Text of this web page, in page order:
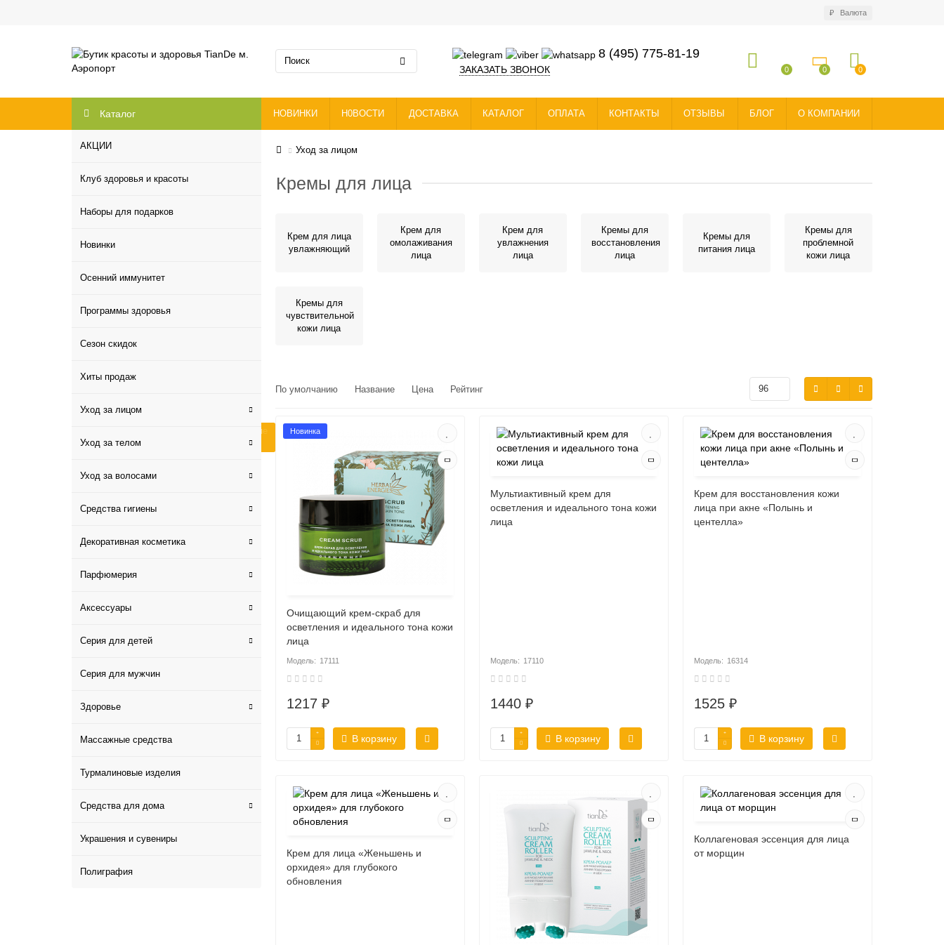
₽ Валюта
8 (495) 775-81-19
ЗАКАЗАТЬ ЗВОНОК 0 0 0
Каталог
АКЦИИ
Клуб здоровья и красоты
Наборы для подарков
Новинки
Осенний иммунитет
Программы здоровья
Сезон скидок
Хиты продаж
Уход за лицом
Уход за телом
Уход за волосами
Средства гигиены
Декоративная косметика
Парфюмерия
Аксессуары
Серия для детей
Серия для мужчин
Здоровье
Массажные средства
Турмалиновые изделия
Средства для дома
Украшения и сувениры
Полиграфия
НОВИНКИ Н0ВОСТИ ДОСТАВКА КАТАЛОГ ОПЛАТА КОНТАКТЫ ОТЗЫВЫ БЛОГ О КОМПАНИИ
Уход за лицом
Кремы для лица
Косметика с фукоиданом – это замедление
Бьюти тренд tianDe для жирной кожи
Мгновенная подтяжка и омолаживающий
Крем для лица
увлажняющий
Крем для
омолаживания
лица
Крем для
увлажнения
лица
Кремы для
восстановления
лица
Кремы для
питания лица
Кремы для
проблемной
кожи лица
Кремы для
чувствительной
кожи лица
По умолчанию Название Цена Рейтинг
Новинка
Очищающий крем-скраб для
осветления и идеального тона кожи
лица
17111
1217 ₽
В корзину
Мультиактивный крем для
осветления и идеального тона кожи
лица
17110
1440 ₽
В корзину
Крем для восстановления кожи
лица при акне «Полынь и
центелла»
16314
1525 ₽
В корзину
Крем для лица «Женьшень и
орхидея» для глубокого
обновления
Коллагеновая эссенция для лица
от морщин